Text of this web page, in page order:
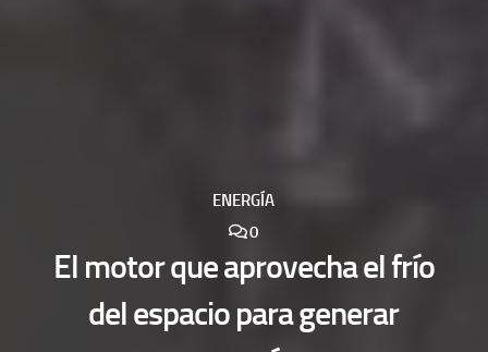
ENERGÍA
0
El motor que aprovecha el frío
del espacio para generar